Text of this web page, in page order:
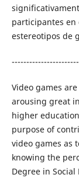
participantes en
estereotipos de
Video games
arousing great
higher
purpose of
video games as
knowing the
Degree in